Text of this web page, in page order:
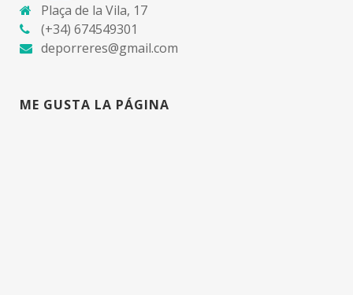
Plaça de la Vila, 17
(+34) 674549301
deporreres@gmail.com
ME GUSTA LA PÁGINA